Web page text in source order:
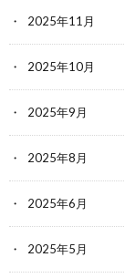
2025年11月
2025年10月
2025年9月
2025年8月
2025年6月
2025年5月